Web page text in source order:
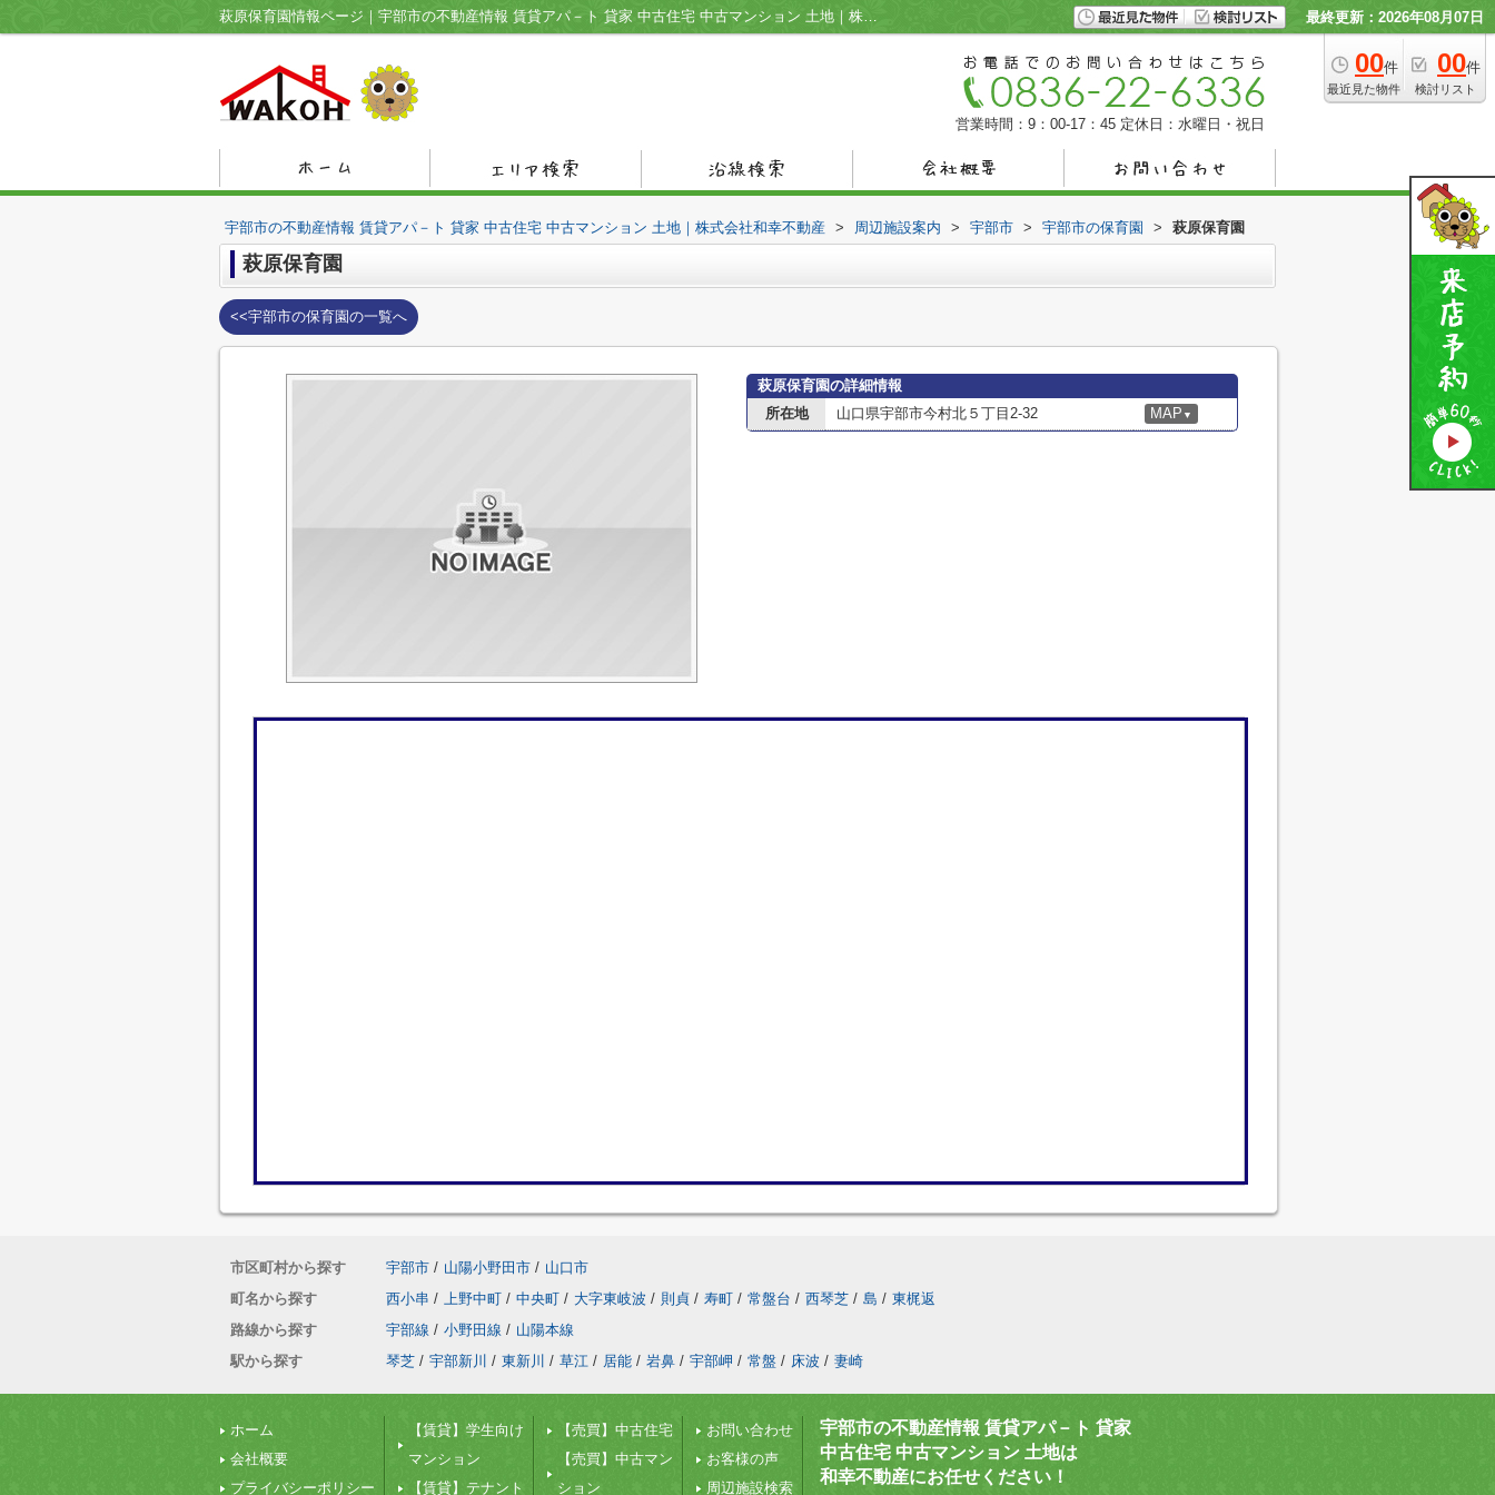
萩原保育園情報ページ｜宇部市の不動産情報 賃貸アパ－ト 貸家 中古住宅 中古マンション 土地｜株式会社和幸不動産 最終更新：2026年08月07日
00件
最近見た物件
00件
検討リスト
営業時間：9：00-17：45 定休日：水曜日・祝日
宇部市の不動産情報 賃貸アパ－ト 貸家 中古住宅 中古マンション 土地｜株式会社和幸不動産 > 周辺施設案内 > 宇部市 > 宇部市の保育園 > 萩原保育園
萩原保育園
<<宇部市の保育園の一覧へ
萩原保育園の詳細情報
所在地
山口県宇部市今村北５丁目2-32 MAP ▼
市区町村から探す 宇部市 / 山陽小野田市 / 山口市
町名から探す
西小串 / 上野中町 / 中央町 / 大字東岐波 / 則貞 / 寿町 / 常盤台 / 西琴芝 / 島 / 東梶返
路線から探す
宇部線 / 小野田線 / 山陽本線
駅から探す
琴芝 / 宇部新川 / 東新川 / 草江 / 居能 / 岩鼻 / 宇部岬 / 常盤 / 床波 / 妻崎
ホーム
会社概要
プライバシーポリシー
【賃貸】学生向け
マンション
【賃貸】テナント
【売買】中古住宅
【売買】中古マン
ション
お問い合わせ
お客様の声
周辺施設検索
宇部市の不動産情報 賃貸アパ－ト 貸家
中古住宅 中古マンション 土地は
和幸不動産にお任せください！